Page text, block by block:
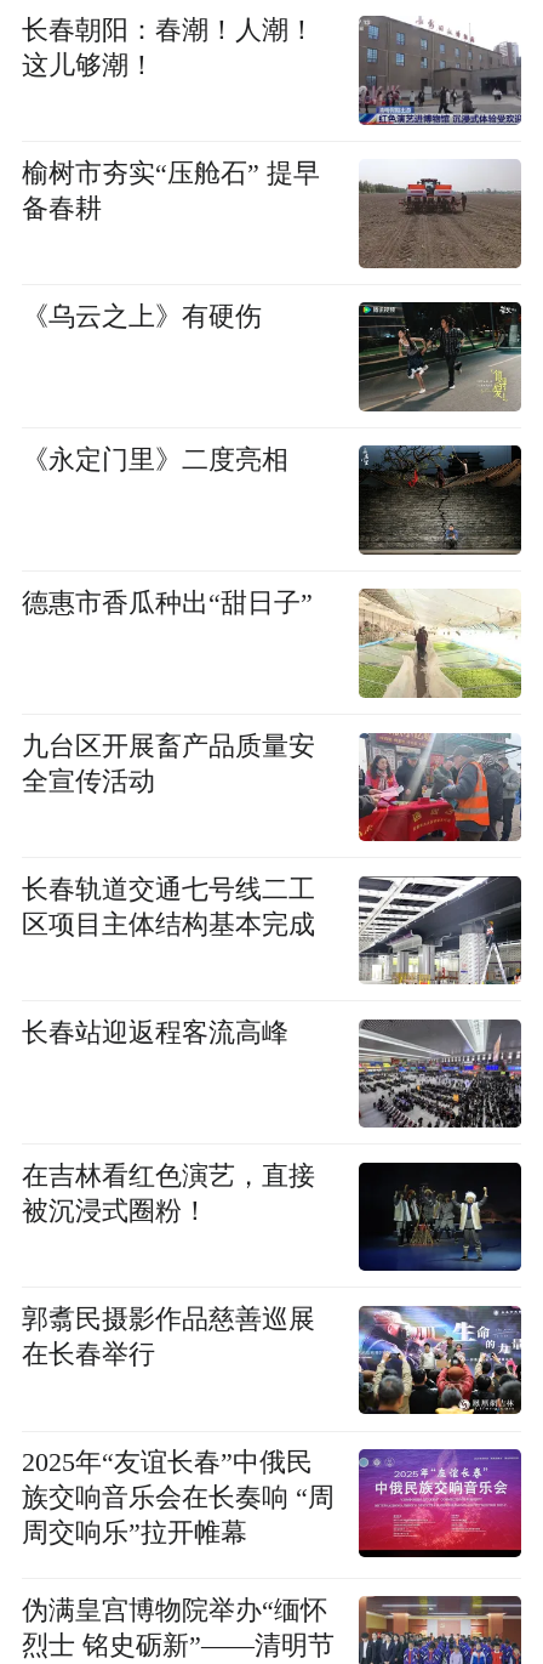
长春朝阳：春潮！人潮！
这儿够潮！
榆树市夯实“压舱石” 提早
备春耕
《乌云之上》有硬伤
《永定门里》二度亮相
德惠市香瓜种出“甜日子”
九台区开展畜产品质量安
全宣传活动
长春轨道交通七号线二工
区项目主体结构基本完成
长春站迎返程客流高峰
在吉林看红色演艺，直接
被沉浸式圈粉！
郭翥民摄影作品慈善巡展
在长春举行
2025年“友谊长春”中俄民
族交响音乐会在长奏响 “周
周交响乐”拉开帷幕
伪满皇宫博物院举办“缅怀
烈士 铭史砺新”——清明节